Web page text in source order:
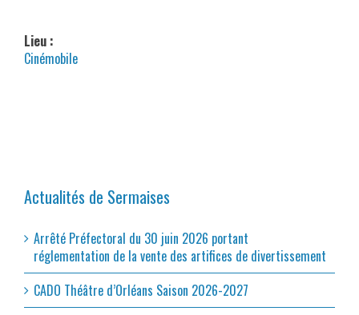
Lieu :
Cinémobile
Actualités de Sermaises
Arrêté Préfectoral du 30 juin 2026 portant
réglementation de la vente des artifices de divertissement
CADO Théâtre d’Orléans Saison 2026-2027